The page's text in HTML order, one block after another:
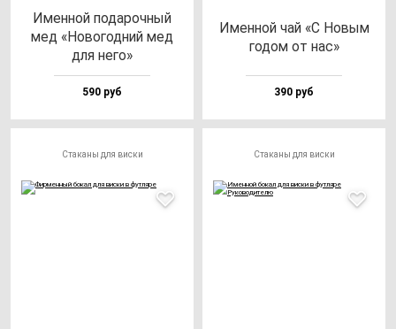
Имен­ной по­да­роч­ный
мед «Ново­год­ний мед
для не­го»
590 руб
Имен­ной чай «С Новым
го­дом от нас»
390 руб
Стаканы для виски Стаканы для виски